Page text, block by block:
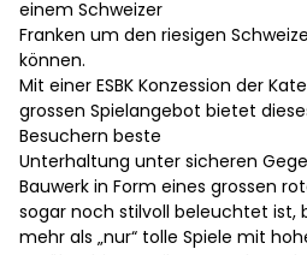
einem Schweizer
Franken um den riesigen
können.
Mit einer ESBK Konzession der
grossen Spielangebot bietet
Besuchern beste
Unterhaltung unter sicheren
Bauwerk in Form eines grossen
sogar noch stilvoll beleuchtet
mehr als „nur“ tolle Spiele mit